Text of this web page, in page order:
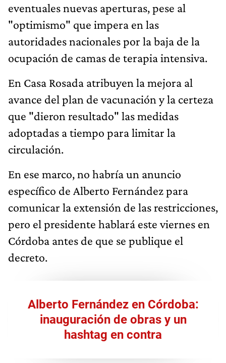
eventuales nuevas aperturas, pese al
"optimismo" que impera en las
autoridades nacionales por la baja de la
ocupación de camas de terapia intensiva.
En Casa Rosada atribuyen la mejora al
avance del plan de vacunación y la certeza
que "dieron resultado" las medidas
adoptadas a tiempo para limitar la
circulación.
En ese marco, no habría un anuncio
específico de Alberto Fernández para
comunicar la extensión de las restricciones,
pero el presidente hablará este viernes en
Córdoba antes de que se publique el
decreto.
Alberto Fernández en Córdoba:
inauguración de obras y un
hashtag en contra